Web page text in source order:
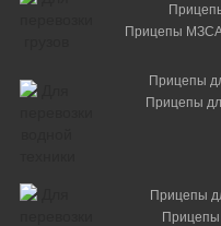
Прицепы МЗСА
Прицепы
Прицепы
Прицепы
Прицепы